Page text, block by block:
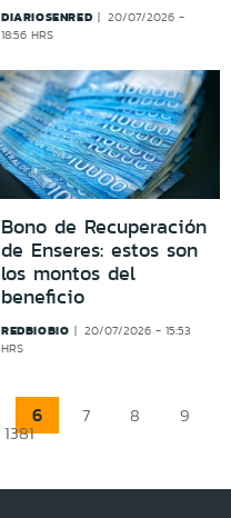
DIARIOSENRED
20/07/2026 -
18:56 HRS
Bono de Recuperación
de Enseres: estos son
los montos del
beneficio
REDBIOBIO
20/07/2026 - 15:53
HRS
6 7 8 9
1381